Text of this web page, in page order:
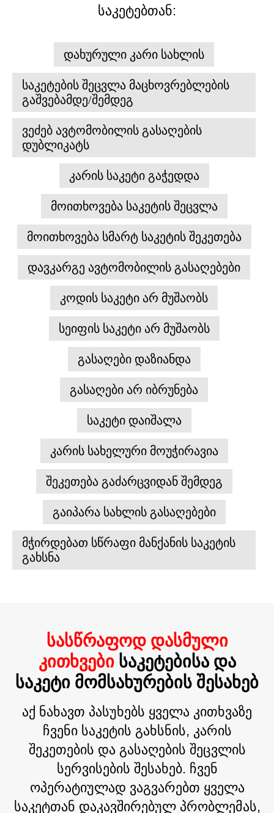
საკეტებთან:
დახურული კარი სახლის
საკეტების შეცვლა მაცხოვრებლების
გაშვებამდე/შემდეგ
ვეძებ ავტომობილის გასაღების
დუბლიკატს
კარის საკეტი გაჭედდა
მოითხოვება საკეტის შეცვლა
მოითხოვება სმარტ საკეტის შეკეთება
დავკარგე ავტომობილის გასაღებები
კოდის საკეტი არ მუშაობს
სეიფის საკეტი არ მუშაობს
გასაღები დაზიანდა
გასაღები არ იბრუნება
საკეტი დაიშალა
კარის სახელური მოუჭირავია
შეკეთება გაძარცვიდან შემდეგ
გაიპარა სახლის გასაღებები
მჭირდებათ სწრაფი მანქანის საკეტის
გახსნა
ᲡᲐᲡᲬᲠᲐᲤᲝᲓ ᲓᲐᲡᲛᲣᲚᲘ
ᲙᲘᲗᲮᲕᲔᲑᲘᲡᲐᲙᲔᲢᲔᲑᲘᲡᲐ ᲓᲐ
ᲡᲐᲙᲔᲢᲘ ᲛᲝᲛᲡᲐᲮᲣᲠᲔᲑᲘᲡ ᲨᲔᲡᲐᲮᲔᲑ
აქ ნახავთ პასუხებს ყველა კითხვაზე
ჩვენი საკეტის გახსნის, კარის
შეკეთების და გასაღების შეცვლის
სერვისების შესახებ. ჩვენ
ოპერატიულად ვაგვარებთ ყველა
საკეტთან დაკავშირებულ პრობლემას,